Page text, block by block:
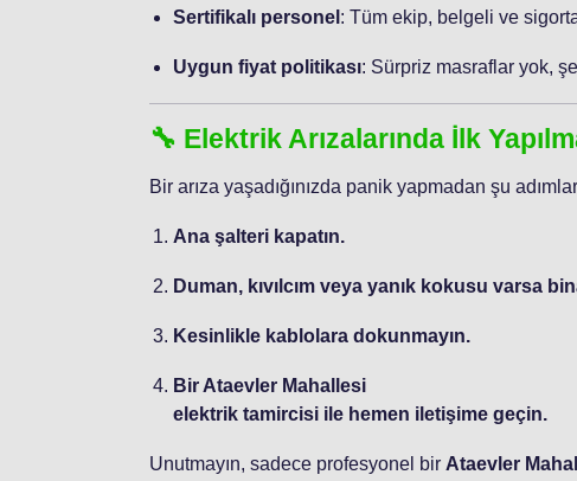
Sertifikalı personel : Tüm ekip, belgeli ve
Uygun fiyat politikası: Sürpriz masraflar yok,
🔧 Elektrik Arızalarında İlk
Bir arıza yaşadığınızda panik yapmadan şu
Ana şalteri kapatın.
Duman, kıvılcım veya yanık kokusu varsa
Kesinlikle kablolara dokunmayın.
Bir Ataevler Mahallesi
elektrik tamircisi ile hemen iletişime geçin.
Unutmayın, sadece profesyonel bir Ataevler